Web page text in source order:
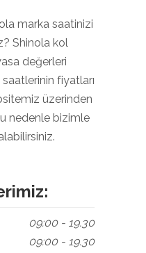
marka saatinizi
Shinola kol
değerleri
fiyatları
üzerinden
nedenle bizimle
09:00 - 19.30
09:00 - 19.30